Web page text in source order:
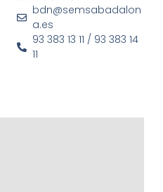
bdn@semsabadalon
a.es
93 383 13 11 / 93 383 14
11